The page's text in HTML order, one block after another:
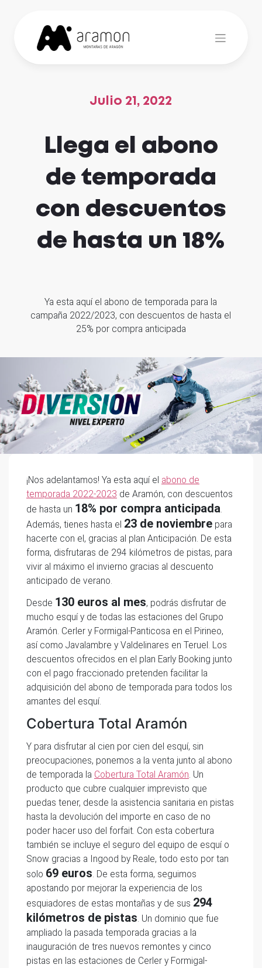
Julio 21, 2022
Llega el abono
de temporada
con descuentos
de hasta un 18%
Ya esta aquí el abono de temporada para la
campaña 2022/2023, con descuentos de hasta el
25% por compra anticipada
¡Nos adelantamos! Ya esta aquí el abono de
temporada 2022-2023 de Aramón, con descuentos
de hasta un 18% por compra anticipada.
Además, tienes hasta el 23 de noviembre para
hacerte con el, gracias al plan Anticipación. De esta
forma, disfrutaras de 294 kilómetros de pistas, para
vivir al máximo el invierno gracias al descuento
anticipado de verano.
Desde 130 euros al mes, podrás disfrutar de
mucho esquí y de todas las estaciones del Grupo
Aramón. Cerler y Formigal-Panticosa en el Pirineo,
así como Javalambre y Valdelinares en Teruel. Los
descuentos ofrecidos en el plan Early Booking junto
con el pago fraccionado pretenden facilitar la
adquisición del abono de temporada para todos los
amantes del esquí.
Cobertura Total Aramón
Y para disfrutar al cien por cien del esquí, sin
preocupaciones, ponemos a la venta junto al abono
de temporada la Cobertura Total Aramón. Un
producto que cubre cualquier imprevisto que
puedas tener, desde la asistencia sanitaria en pistas
hasta la devolución del importe en caso de no
poder hacer uso del forfait. Con esta cobertura
también se incluye el seguro del equipo de esquí o
Snow gracias a Ingood by Reale, todo esto por tan
solo 69 euros. De esta forma, seguimos
apostando por mejorar la experiencia de los
esquiadores de estas montañas y de sus 294
kilómetros de pistas. Un dominio que fue
ampliado la pasada temporada gracias a la
inauguración de tres nuevos remontes y cinco
pistas en las estaciones de Cerler y Formigal-